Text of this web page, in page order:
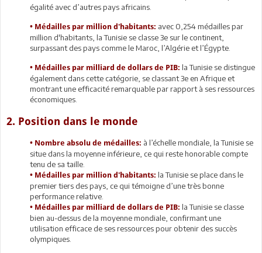
égalité avec d’autres pays africains.
• Médailles par million d'habitants: avec 0,254 médailles par
million d'habitants, la Tunisie se classe 3e sur le continent,
surpassant des pays comme le Maroc, l’Algérie et l’Égypte.
• Médailles par milliard de dollars de PIB: la Tunisie se distingue
également dans cette catégorie, se classant 3e en Afrique et
montrant une efficacité remarquable par rapport à ses ressources
économiques.
2. Position dans le monde
• Nombre absolu de médailles: à l’échelle mondiale, la Tunisie se
situe dans la moyenne inférieure, ce qui reste honorable compte
tenu de sa taille.
• Médailles par million d'habitants: la Tunisie se place dans le
premier tiers des pays, ce qui témoigne d’une très bonne
performance relative.
• Médailles par milliard de dollars de PIB: la Tunisie se classe
bien au-dessus de la moyenne mondiale, confirmant une
utilisation efficace de ses ressources pour obtenir des succès
olympiques.